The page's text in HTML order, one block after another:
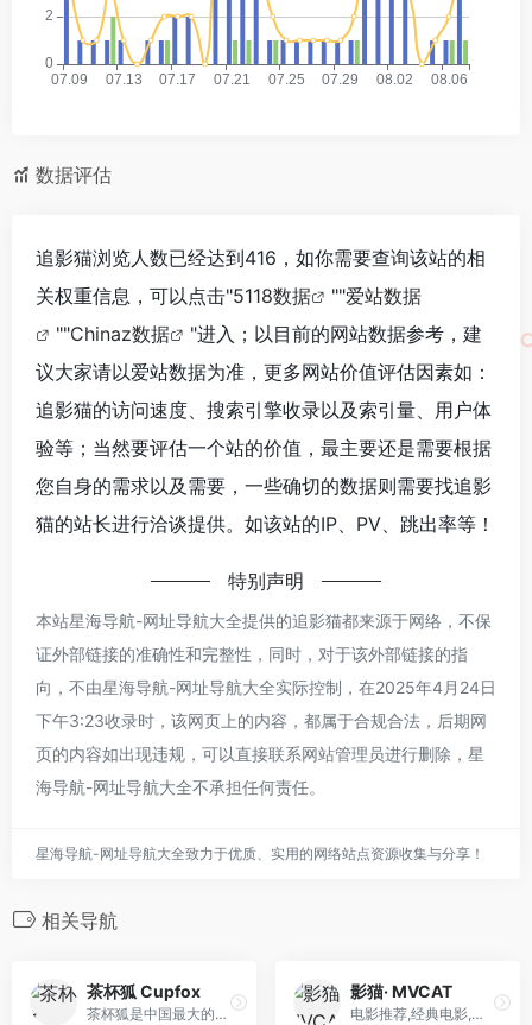
数据评估
追影猫浏览人数已经达到416，如你需要查询该站的相
关权重信息，可以点击"5118数据 ""爱站数据
""Chinaz数据
"进入；以目前的网站数据参考，建
议大家请以爱站数据为准，更多网站价值评估因素如：
追影猫的访问速度、搜索引擎收录以及索引量、用户体
验等；当然要评估一个站的价值，最主要还是需要根据
您自身的需求以及需要，一些确切的数据则需要找追影
猫的站长进行洽谈提供。如该站的IP、PV、跳出率等！
特别声明
本站星海导航-网址导航大全提供的追影猫都来源于网络，不保
证外部链接的准确性和完整性，同时，对于该外部链接的指
向，不由星海导航-网址导航大全实际控制，在2025年4月24日
下午3:23收录时，该网页上的内容，都属于合规合法，后期网
页的内容如出现违规，可以直接联系网站管理员进行删除，星
海导航-网址导航大全不承担任何责任。
星海导航-网址导航大全致力于优质、实用的网络站点资源收集与分享！
相关导航
茶杯狐 Cupfox
茶杯狐是中国最大的影视资源聚合搜索引擎，实时聚合全网优质影视资源，同时支持在线、下载和字幕。电影、电视剧、动漫、综艺应有尽有。
影猫· MVCAT
电影推荐,经典电影,好看电影,好电影,必看电影,电影网,影猫,影音猫